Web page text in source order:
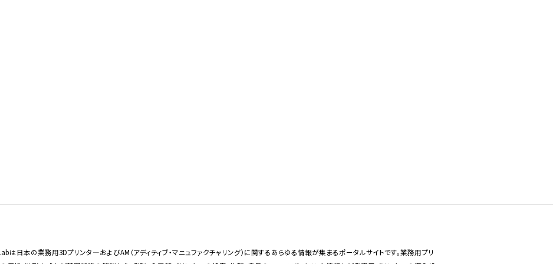
は日本の業務用3Dプリンタ―およびAM（アディティブ・マニュファクチャリング）に関するあらゆる情報が集まるポータルサイトです。業務用プリ